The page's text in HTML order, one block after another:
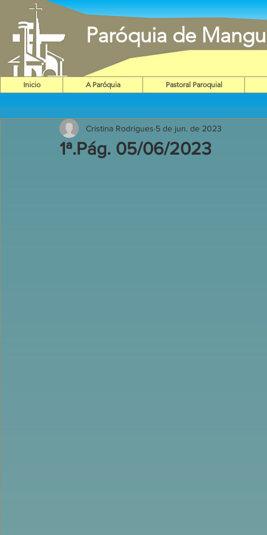
Paróquia de
Inicio A Paróquia Pastoral Paroquial
1ª.Pág. 05/06/2023
Cristina Rodrigues 5 de jun. de 2023